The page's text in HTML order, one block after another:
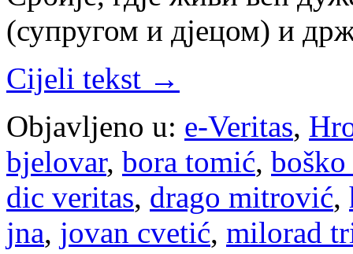
(супругом и дјецом) и
Cijeli tekst →
Objavljeno u: e-Veritas,
bjelovar, bora tomić,
dic veritas, drago mitrović,
jna, jovan cvetić, milorad